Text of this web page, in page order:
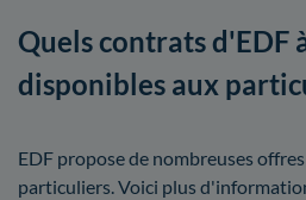
Quels contrats d'EDF
disponibles aux
EDF propose de nombreuses
particuliers. Voici plus